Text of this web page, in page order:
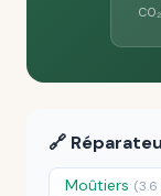
🔗
Moûtiers (3.6